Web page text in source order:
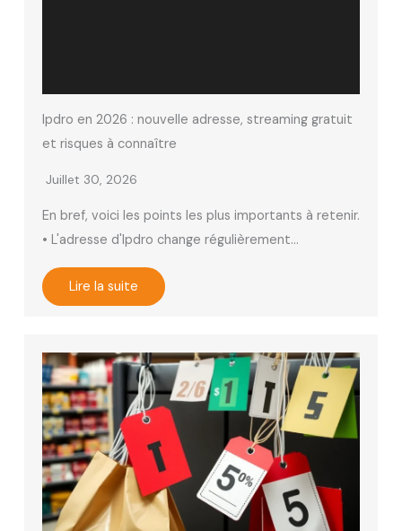
Ipdro en 2026 : nouvelle adresse, streaming gratuit
et risques à connaître
Juillet 30, 2026
En bref, voici les points les plus importants à retenir.
• L'adresse d'Ipdro change régulièrement…
Lire la suite